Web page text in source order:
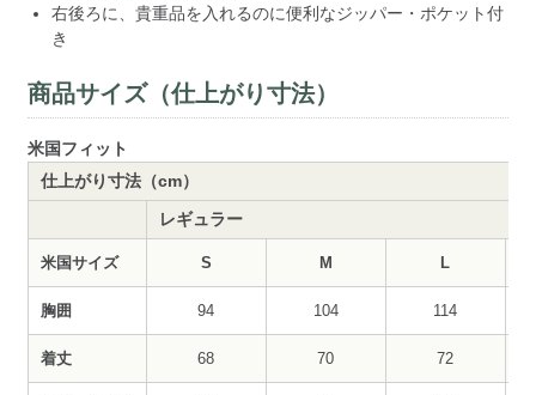
右後ろに、貴重品を入れるのに便利なジッパー・ポケット付
き
商品サイズ（仕上がり寸法）
米国フィット
仕上がり寸法（cm）
レギュラー
米国サイズ S M L
胸囲 94 104 114
着丈 68 70 72